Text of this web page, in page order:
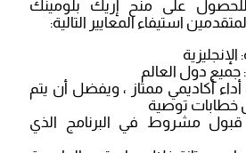
على منح إريك بلومينك
استيفاء المعايير التالية:
جميع دول العالم
أكاديمي ممتاز ، ويفضل أن يتم
خطابات توصية
مشروط في البرنامج الذي